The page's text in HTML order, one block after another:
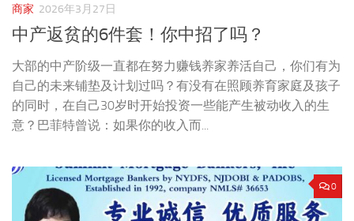
商家 2026年3月27日
中产返贫的6件套！你中招了吗？
大部的中产阶级一直都在努力赚钱养家养活自己，你们有为
自己的未来铺垫及计划过吗？有没有在照顾养育家庭及孩子
的同时，在自己30岁时开始投资一些能产生被动收入的生
意？巴菲特曾说：如果你的收入而...
0